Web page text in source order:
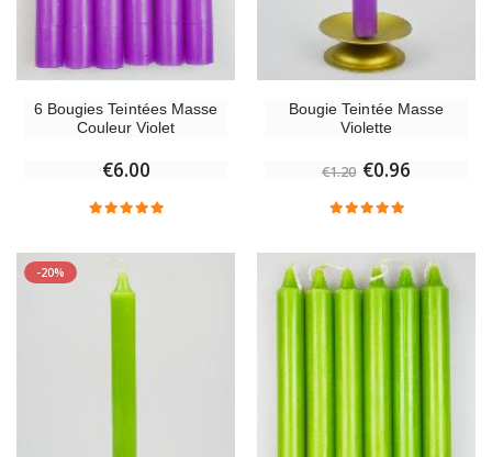
6 Bougies Teintées Masse
Couleur Violet
€6.00
Bougie Teintée Masse
Violette
€1.20 €0.96
-20%